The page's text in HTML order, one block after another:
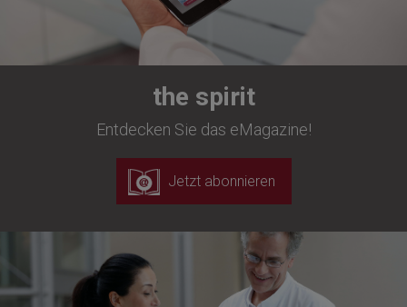
the spirit
Entdecken Sie das eMagazine!
Jetzt abonnieren